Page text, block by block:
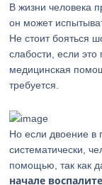
В жизни человека
он может
Не стоит бояться
слабости, если
медицинская
требуется.
Но если двоение в
систематически,
помощью, так как
начале